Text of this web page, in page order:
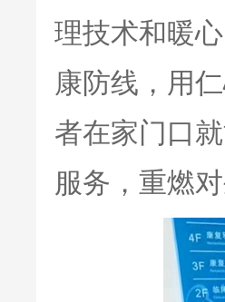
理技术和暖
康防线，用
者在家门口
服务，重燃